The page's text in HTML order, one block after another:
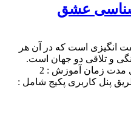
عشق
انگیزی است که در آن هر
و تلاقی دو جهان است.
پکیج آموزشی به صورت : دانلودی مدت زمان آموزش : 2
پنل کاربری پکیج شامل :